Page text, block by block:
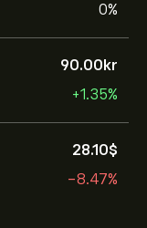
0%
90.00‎kr‎
+1.35%
28.10‎$‎
-8.47%